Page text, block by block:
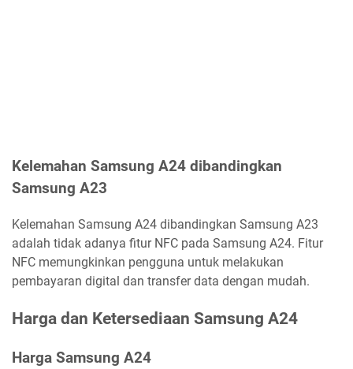
Kelemahan Samsung A24 dibandingkan
Samsung A23
Kelemahan Samsung A24 dibandingkan Samsung A23
adalah tidak adanya fitur NFC pada Samsung A24. Fitur
NFC memungkinkan pengguna untuk melakukan
pembayaran digital dan transfer data dengan mudah.
Harga dan Ketersediaan Samsung A24
Harga Samsung A24